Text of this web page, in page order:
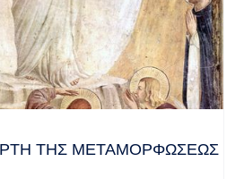
ΤΗΣ ΜΕΤΑΜΟΡΦΩΣΕΩΣ